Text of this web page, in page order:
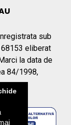
sub
eliberat
la data de
84/1998,